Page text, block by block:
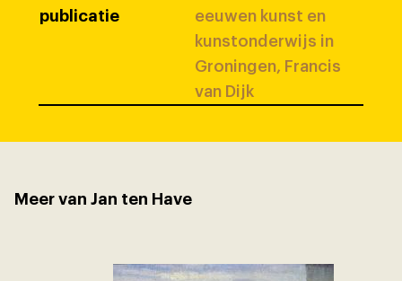
publicatie
eeuwen kunst en
kunstonderwijs in
Groningen, Francis
van Dijk
Meer van Jan ten Have